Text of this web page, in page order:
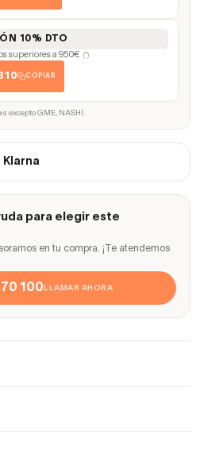
10% DTO
superiores a 950€ (*)
COPIAR
excepto GME, NASHI.
Klarna
para elegir este
en tu compra. ¡Te atendemos
100LLAMAR AHORA